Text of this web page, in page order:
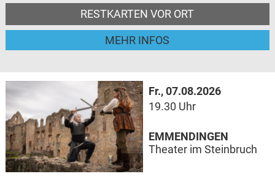
RESTKARTEN VOR ORT
MEHR INFOS
Fr., 07.08.2026
19.30 Uhr
EMMENDINGEN
Theater im Steinbruch